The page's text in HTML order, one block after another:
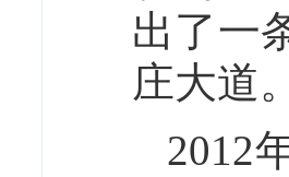
出了一
庄大道。
2012